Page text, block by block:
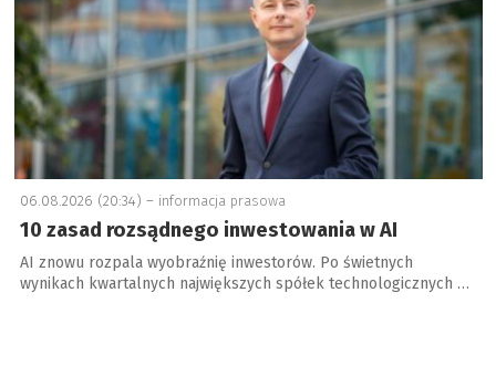
06.08.2026 (20:34) – informacja prasowa
10 zasad rozsądnego inwestowania w AI
AI znowu rozpala wyobraźnię inwestorów. Po świetnych
wynikach kwartalnych największych spółek technologicznych …